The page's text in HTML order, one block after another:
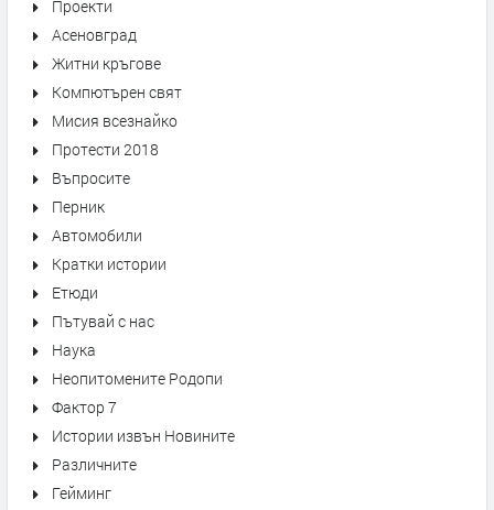
Проекти
Асеновград
Житни кръгове
Компютърен свят
Мисия всезнайко
Протести 2018
Въпросите
Перник
Автомобили
Кратки истории
Етюди
Пътувай с нас
Наука
Неопитомените Родопи
Фактор 7
Истории извън Новините
Различните
Гейминг